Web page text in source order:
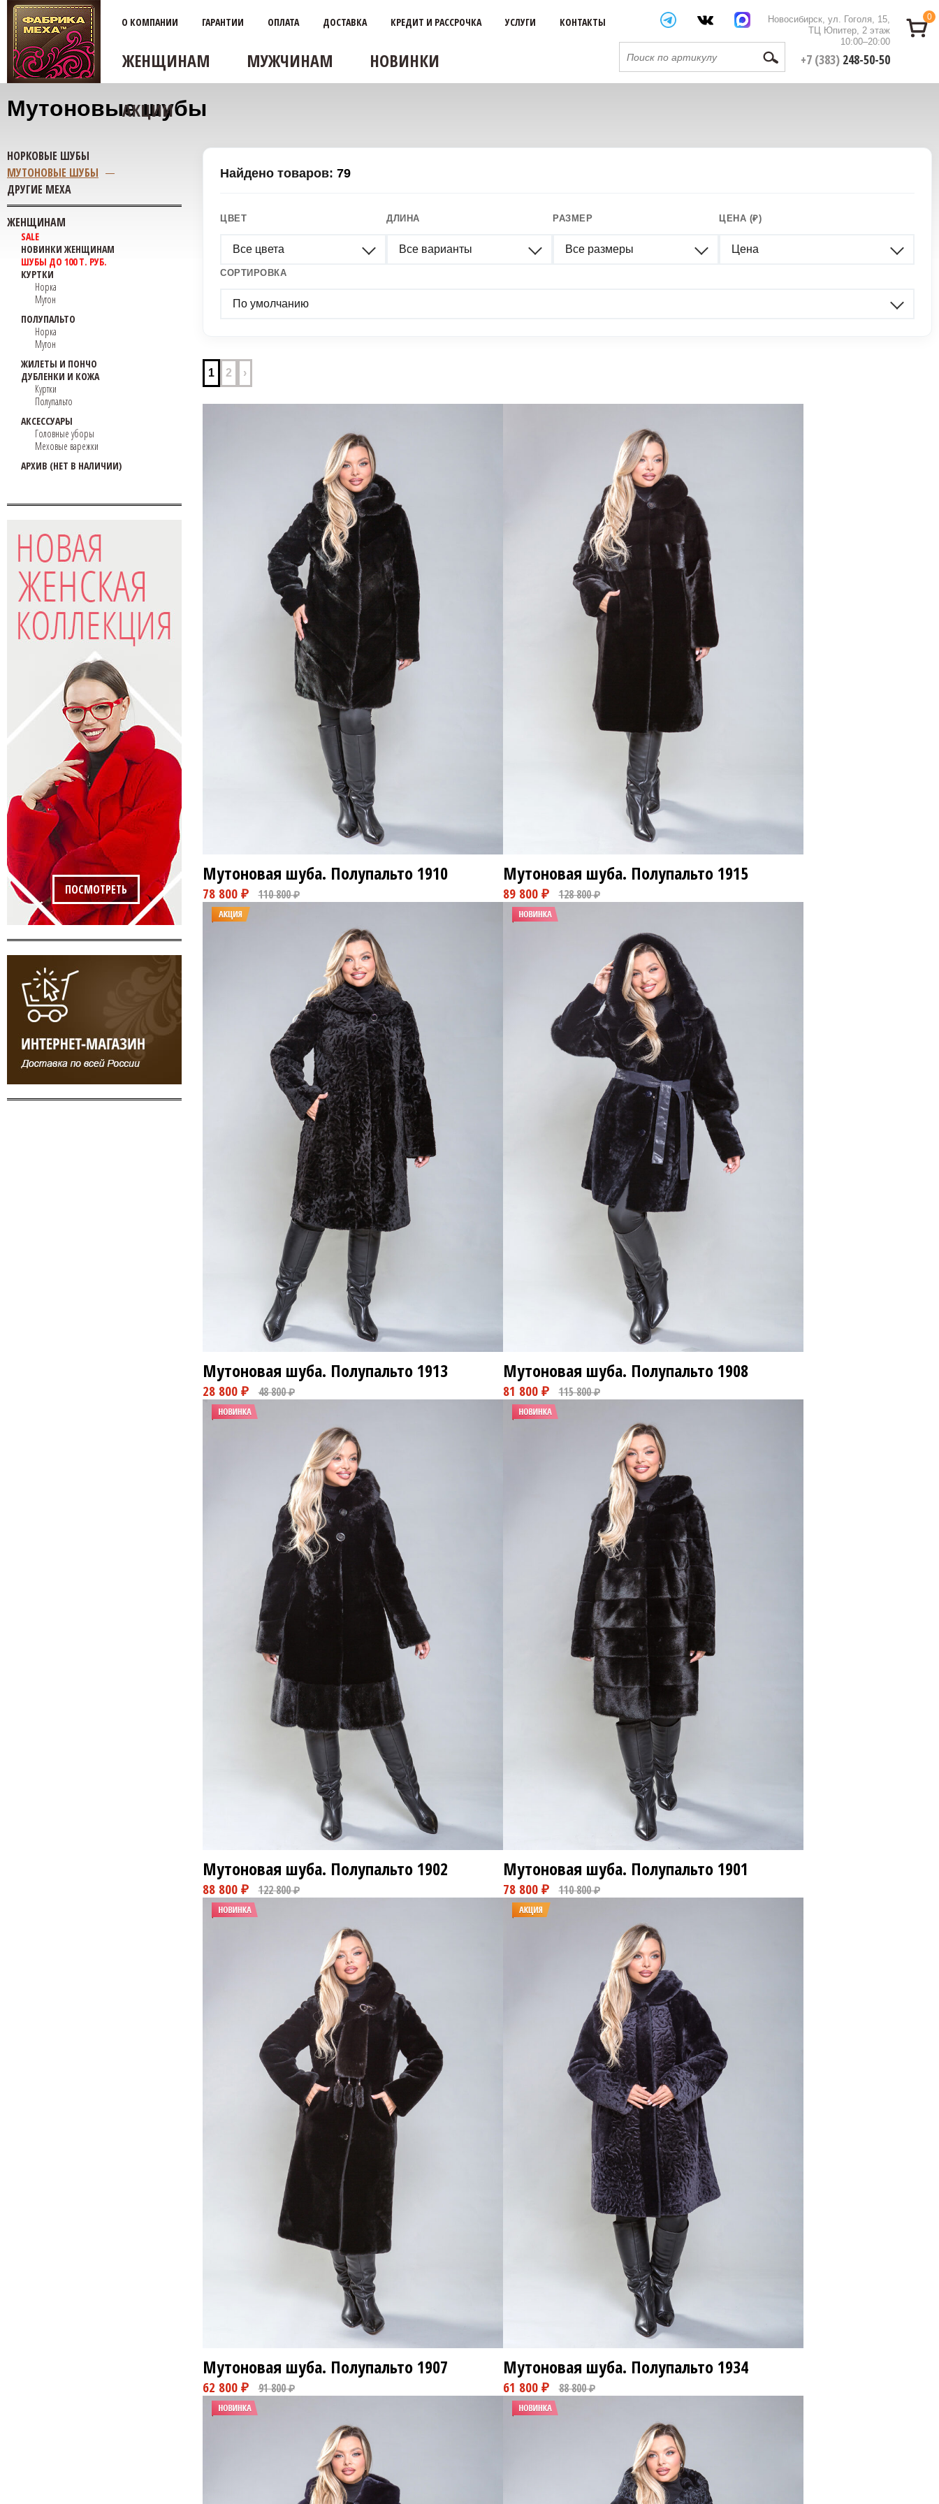
Новосибирск, ул. Гоголя, 15,
ТЦ Юпитер, 2 этаж
10:00–20:00
+7 (383) 248-50-50
О КОМПАНИИ ГАРАНТИИ ОПЛАТА ДОСТАВКА КРЕДИТ И РАССРОЧКА УСЛУГИ КОНТАКТЫ
ЖЕНЩИНАМ МУЖЧИНАМ НОВИНКИ
АКЦИИ
0
Мутоновые шубы
Найдено товаров: 79
ЦВЕТ
Все цвета
ДЛИНА
Все варианты
РАЗМЕР
Все размеры
ЦЕНА (₽)
Цена
СОРТИРОВКА
По умолчанию
1 2 ›
Мутоновая шуба. Полупальто 1910
78 800 ₽ 110 800 ₽
Мутоновая шуба. Полупальто 1915
89 800 ₽ 128 800 ₽
Мутоновая шуба. Полупальто 1913
28 800 ₽
Мутоновая шуба. Полупальто 1908
81 800 ₽ 115 800 ₽
Мутоновая шуба. Полупальто 1902
88 800 ₽
Мутоновая шуба. Полупальто 1901
78 800 ₽ 110 800 ₽
Мутоновая шуба. Полупальто 1907 Мутоновая шуба. Полупальто 1934
НОРКОВЫЕ ШУБЫ
МУТОНОВЫЕ ШУБЫ
ДРУГИЕ МЕХА
ЖЕНЩИНАМ
SALE
НОВИНКИ ЖЕНЩИНАМ
ШУБЫ ДО 100 Т. РУБ.
КУРТКИ
Норка
Мутон
ПОЛУПАЛЬТО
Норка
Мутон
ЖИЛЕТЫ И ПОНЧО
ДУБЛЕНКИ И КОЖА
Куртки
Полупальто
АКСЕССУАРЫ
Головные уборы
Меховые варежки
АРХИВ (НЕТ В НАЛИЧИИ)
ПОСМОТРЕТЬ